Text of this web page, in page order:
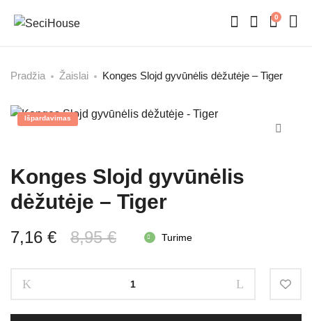
0
Pradžia Žaislai Konges Slojd gyvūnėlis dėžutėje – Tiger
Išpardavimas
Konges Slojd gyvūnėlis
dėžutėje – Tiger
8,95€Original
was:
8,95 €.
7,16 €
Current
is:
7,16 €.
Turime
gyvūnėlis